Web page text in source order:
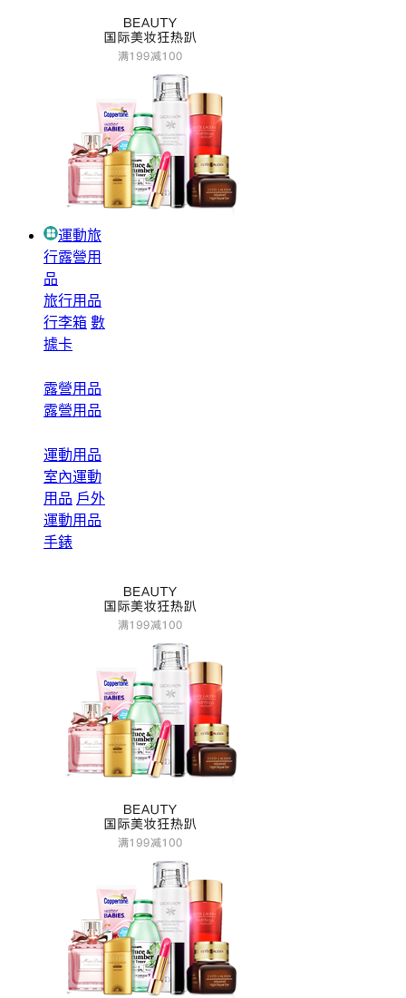
運動旅
行露營用
品
旅行用品
行李箱 數
據卡
露營用品
露營用品
運動用品
室內運動
用品 戶外
運動用品
手錶